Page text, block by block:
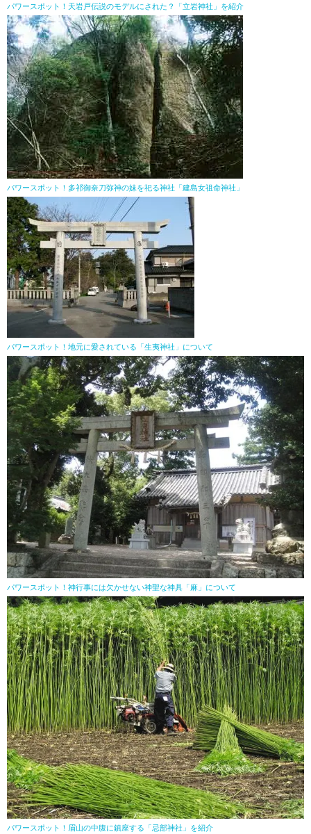
パワースポット！天岩戸伝説のモデルにされた？「立岩神社」を紹介
パワースポット！多祁御奈刀弥神の妹を祀る神社「建島女祖命神社」
パワースポット！地元に愛されている「生夷神社」について
パワースポット！神行事には欠かせない神聖な神具「麻」について
パワースポット！眉山の中腹に鎮座する「忌部神社」を紹介